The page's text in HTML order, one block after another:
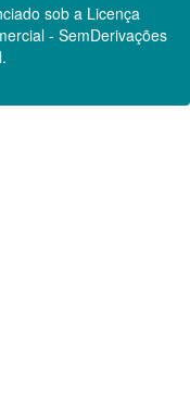
sob a Licença
- SemDerivações